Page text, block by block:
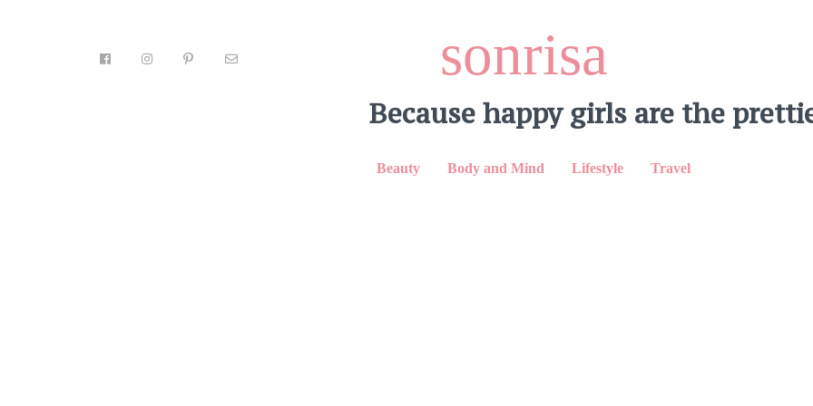
sonrisa
Because happy girls are the
Beauty Body and Mind Lifestyle Travel